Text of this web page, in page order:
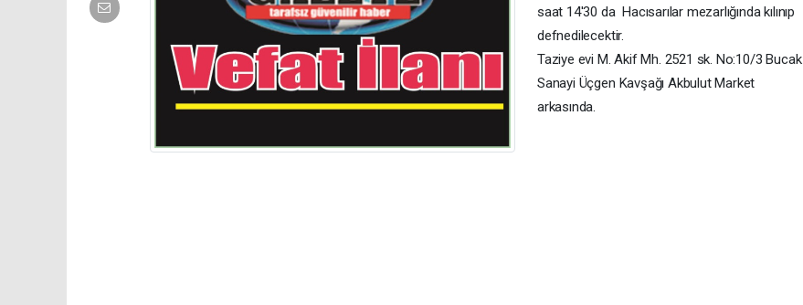
saat 14'30 da Hacısarılar mezarlığında kılınıp
defnedilecektir.
Taziye evi M. Akif Mh. 2521 sk. No:10/3 Bucak
Sanayi Üçgen Kavşağı Akbulut Market
arkasında.